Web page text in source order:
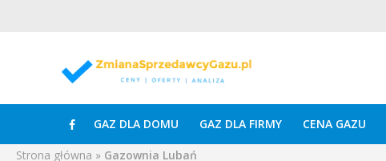
GAZ DLA DOMU GAZ DLA FIRMY CENA GAZU
Strona główna » Gazownia Lubań